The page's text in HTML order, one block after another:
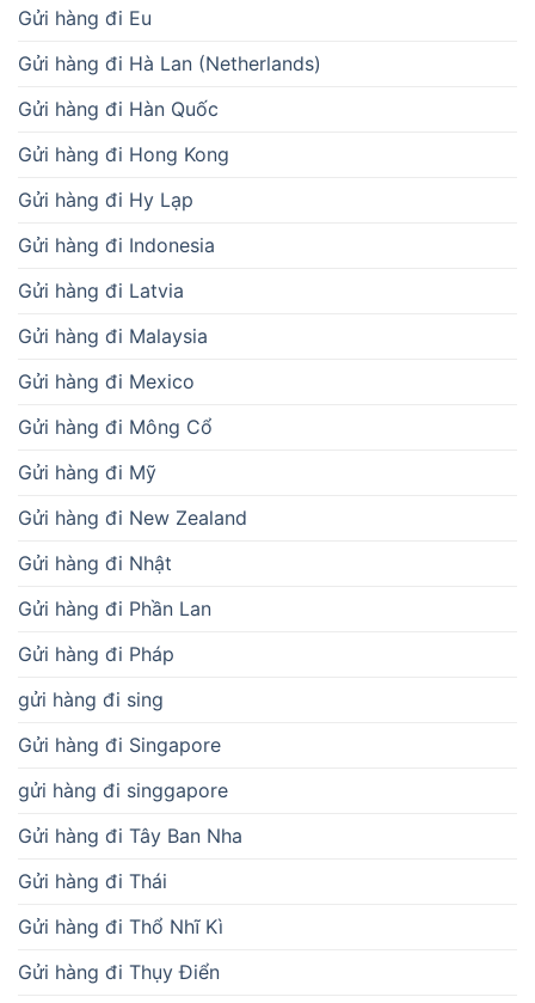
Gửi hàng đi Eu
Gửi hàng đi Hà Lan (Netherlands)
Gửi hàng đi Hàn Quốc
Gửi hàng đi Hong Kong
Gửi hàng đi Hy Lạp
Gửi hàng đi Indonesia
Gửi hàng đi Latvia
Gửi hàng đi Malaysia
Gửi hàng đi Mexico
Gửi hàng đi Mông Cổ
Gửi hàng đi Mỹ
Gửi hàng đi New Zealand
Gửi hàng đi Nhật
Gửi hàng đi Phần Lan
Gửi hàng đi Pháp
gửi hàng đi sing
Gửi hàng đi Singapore
gửi hàng đi singgapore
Gửi hàng đi Tây Ban Nha
Gửi hàng đi Thái
Gửi hàng đi Thổ Nhĩ Kì
Gửi hàng đi Thụy Điển